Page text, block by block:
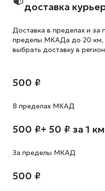
доставка
Доставка в пределах и
пределы МКАДа до 20 км,
выбрать доставку в
500 ₽
В пределах МКАД
500 ₽+ 50 ₽ за 1
За пределы МКАД
500 ₽